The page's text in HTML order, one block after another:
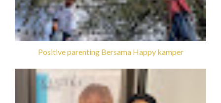
Positive parenting Bersama Happy kamper